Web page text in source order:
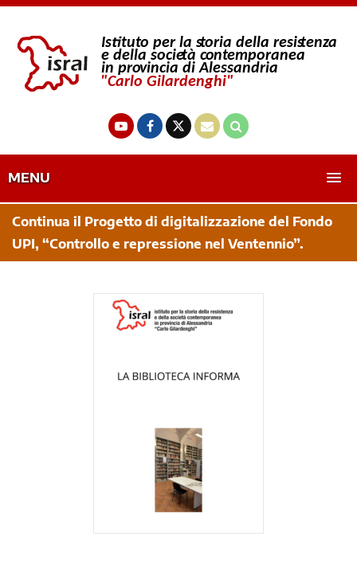
MENU
Continua il Progetto di digitalizzazione del Fondo
UPI, “Controllo e repressione nel Ventennio”.